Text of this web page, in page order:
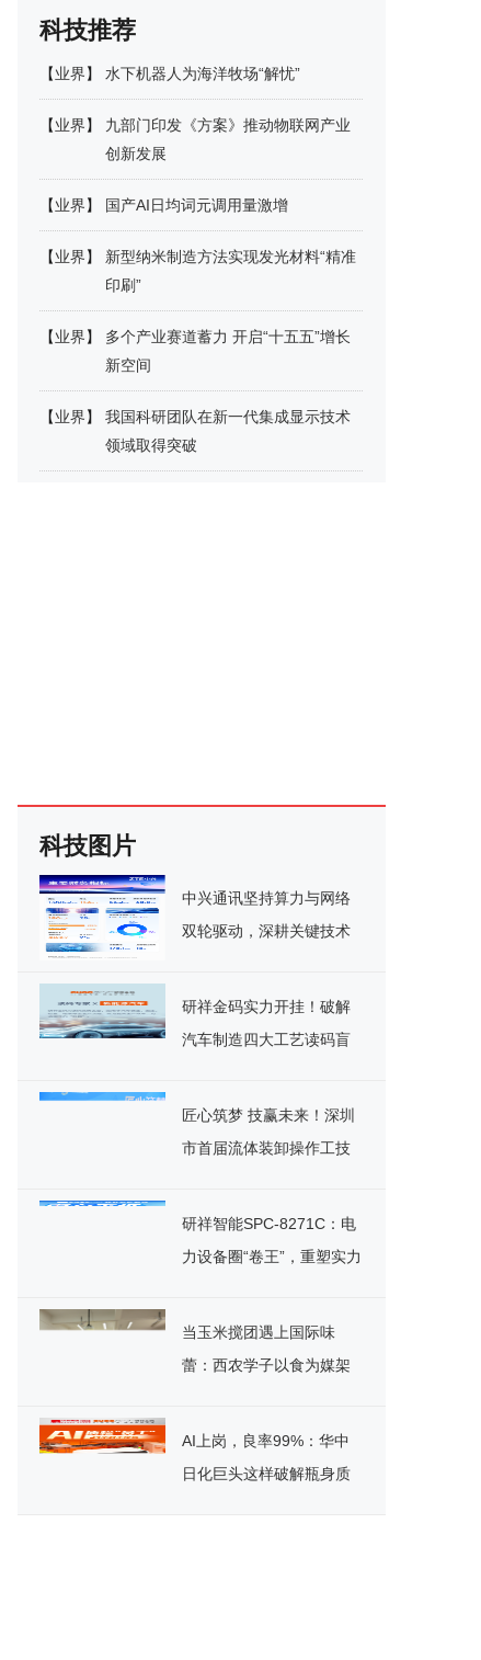
科技推荐
【业界】 水下机器人为海洋牧场“解忧”
【业界】
九部门印发《方案》推动物联网产业
创新发展
【业界】 国产AI日均词元调用量激增
【业界】
新型纳米制造方法实现发光材料“精准
印刷”
【业界】
多个产业赛道蓄力 开启“十五五”增长
新空间
【业界】
我国科研团队在新一代集成显示技术
领域取得突破
科技图片
中兴通讯坚持算力与网络
双轮驱动，深耕关键技术
研祥金码实力开挂！破解
汽车制造四大工艺读码盲
匠心筑梦 技赢未来！深圳
市首届流体装卸操作工技
研祥智能SPC-8271C：电
力设备圈“卷王”，重塑实力
当玉米搅团遇上国际味
蕾：西农学子以食为媒架
AI上岗，良率99%：华中
日化巨头这样破解瓶身质